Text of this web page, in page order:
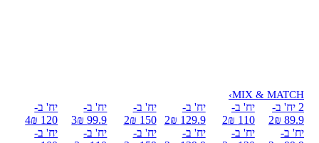
MIX & MATCH
›
2 יח' ב-
89.9 ₪
2
יח' ב-
יח' ב-
110 ₪
2
יח' ב-
יח' ב-
129.9 ₪
2
יח' ב-
יח' ב-
150 ₪
2
יח' ב-
יח' ב-
99.9 ₪
3
יח' ב-
יח' ב-
120 ₪
4
יח' ב-